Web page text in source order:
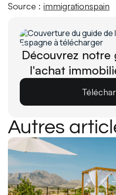
Source : immigrationspain
Découvrez
l'achat
Autres